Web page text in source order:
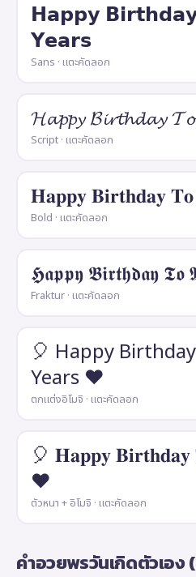
𝗛𝗮𝗽𝗽𝘆
𝗬𝗲𝗮𝗿𝘀
Sans · แตะคัดลอก
𝓗𝓪𝓹𝓹𝔂 𝓑𝓲𝓻𝓽𝓱𝓭𝓪𝔂
Script · แตะคัดลอก
𝐇𝐚𝐩𝐩𝐲 𝐁𝐢𝐫𝐭𝐡𝐝𝐚𝐲
Bold · แตะคัดลอก
𝕳𝖆𝖕𝖕𝖞 𝕭𝖎𝖗𝖙𝖍𝖉𝖆𝖞
Fraktur · แตะคัดลอก
🎈 Happy
Years ❤️
ตกแต่งอิโมจิ · แตะคัดลอก
🎈 𝐇𝐚𝐩𝐩𝐲
❤️
ตัวหนา + อิโมจิ · แตะคัดลอก
คำอวยพรวันเกิดตัวเอง